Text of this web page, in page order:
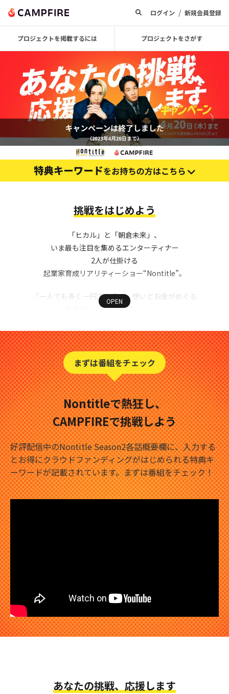
ログイン / 新規会員登録
プロジェクトを掲載するには プロジェクトをさがす
挑戦をはじめよう
「ヒカル」と「朝倉未来」、
いま最も注目を集めるエンターティナー
2人が仕掛ける
起業家育成リアリティーショー“Nontitle”。
「一人でも多く一円でも多く、想いとお金がめぐる
世界をつくる。」をモットーに
挑戦を応援しつづける”CAMPFIRE”。
同じ世界観を持つ両者だからこそ実現した
夢のコラボレーション。
いま、日本はあらたな挑戦者を求めている。
次に夢を掴み取るのは、あなたかもしれない。
さぁ、CAMPFIREで挑戦をはじめよう。
まずは番組をチェック
Nontitleで熱狂し、
CAMPFIREで挑戦しよう
好評配信中のNontitle Season2各話概要欄に、入力する
とお得にクラウドファンディングがはじめられる特典キ
ーワードが記載されています。まずは番組をチェック！
あなたの挑戦、応援します